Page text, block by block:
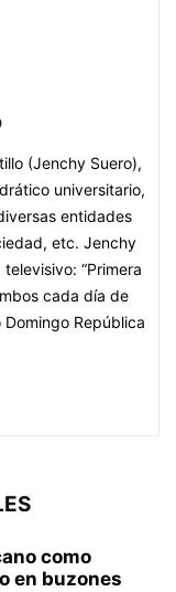
(Jenchy Suero),
universitario,
entidades
etc. Jenchy
“Primera
cada día de
República
como
en buzones